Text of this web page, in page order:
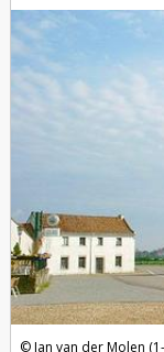
Jan van der Molen